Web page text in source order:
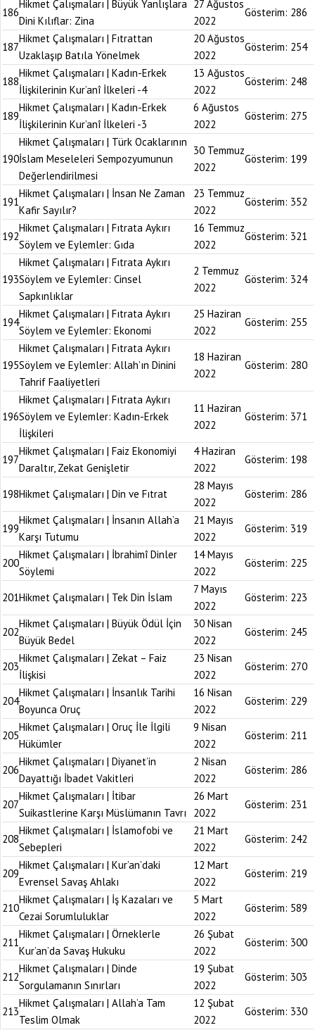
186
Hikmet Çalışmaları | Büyük Yanlışlara
Dini Kılıflar: Zina
27 Ağustos
2022
Gösterim: 286
187
Hikmet Çalışmaları | Fıtrattan
Uzaklaşıp Batıla Yönelmek
20 Ağustos
2022
Gösterim: 254
188
Hikmet Çalışmaları | Kadın-Erkek
İlişkilerinin Kur’anî İlkeleri -4
13 Ağustos
2022
Gösterim: 248
189
Hikmet Çalışmaları | Kadın-Erkek
İlişkilerinin Kur’anî İlkeleri -3
6 Ağustos
2022
Gösterim: 275
190
Hikmet Çalışmaları | Türk Ocaklarının
İslam Meseleleri Sempozyumunun
Değerlendirilmesi
30 Temmuz
2022
Gösterim: 199
191
Hikmet Çalışmaları | İnsan Ne Zaman
Kafir Sayılır?
23 Temmuz
2022
Gösterim: 352
192
Hikmet Çalışmaları | Fıtrata Aykırı
Söylem ve Eylemler: Gıda
16 Temmuz
2022
Gösterim: 321
193
Hikmet Çalışmaları | Fıtrata Aykırı
Söylem ve Eylemler: Cinsel
Sapkınlıklar
2 Temmuz
2022
Gösterim: 324
194
Hikmet Çalışmaları | Fıtrata Aykırı
Söylem ve Eylemler: Ekonomi
25 Haziran
2022
Gösterim: 255
195
Hikmet Çalışmaları | Fıtrata Aykırı
Söylem ve Eylemler: Allah’ın Dinini
Tahrif Faaliyetleri
18 Haziran
2022
Gösterim: 280
196
Hikmet Çalışmaları | Fıtrata Aykırı
Söylem ve Eylemler: Kadın-Erkek
İlişkileri
11 Haziran
2022
Gösterim: 371
197
Hikmet Çalışmaları | Faiz Ekonomiyi
Daraltır, Zekat Genişletir
4 Haziran
2022
Gösterim: 198
198Hikmet Çalışmaları | Din ve Fıtrat
28 Mayıs
2022
Gösterim: 286
199
Hikmet Çalışmaları | İnsanın Allah’a
Karşı Tutumu
21 Mayıs
2022
Gösterim: 319
200
Hikmet Çalışmaları | İbrahimî Dinler
Söylemi
14 Mayıs
2022
Gösterim: 225
201Hikmet Çalışmaları | Tek Din İslam
7 Mayıs
2022
Gösterim: 223
202
Hikmet Çalışmaları | Büyük Ödül İçin
Büyük Bedel
30 Nisan
2022
Gösterim: 245
203
Hikmet Çalışmaları | Zekat – Faiz
İlişkisi
23 Nisan
2022
Gösterim: 270
204
Hikmet Çalışmaları | İnsanlık Tarihi
Boyunca Oruç
16 Nisan
2022
Gösterim: 229
205
Hikmet Çalışmaları | Oruç İle İlgili
Hükümler
9 Nisan
2022
Gösterim: 211
206
Hikmet Çalışmaları | Diyanet’in
Dayattığı İbadet Vakitleri
2 Nisan
2022
Gösterim: 286
207
Hikmet Çalışmaları | İtibar
Suikastlerine Karşı Müslümanın Tavrı
26 Mart
2022
Gösterim: 231
208
Hikmet Çalışmaları | İslamofobi ve
Sebepleri
21 Mart
2022
Gösterim: 242
209
Hikmet Çalışmaları | Kur’an’daki
Evrensel Savaş Ahlakı
12 Mart
2022
Gösterim: 219
210
Hikmet Çalışmaları | İş Kazaları ve
Cezai Sorumluluklar
5 Mart
2022
Gösterim: 589
211
Hikmet Çalışmaları | Örneklerle
Kur’an’da Savaş Hukuku
26 Şubat
2022
Gösterim: 300
212
Hikmet Çalışmaları | Dinde
Sorgulamanın Sınırları
19 Şubat
2022
Gösterim: 303
213
Hikmet Çalışmaları | Allah’a Tam
Teslim Olmak
12 Şubat
2022
Gösterim: 330